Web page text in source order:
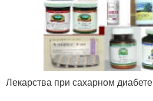
Лекарства при сахарном диабете